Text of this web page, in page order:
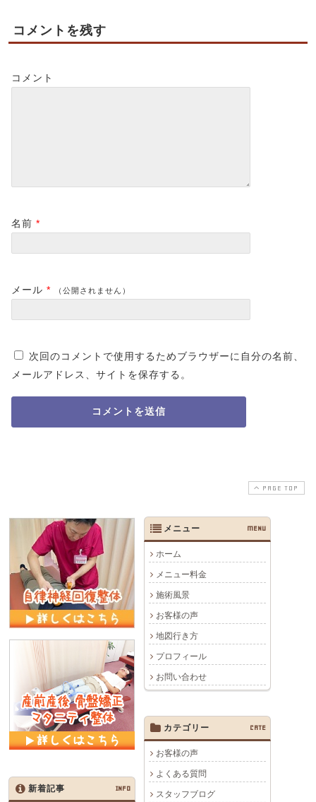
コメントを残す
コメント
名前 *
メール * （公開されません）
次回のコメントで使用するためブラウザーに自分の名前、
メールアドレス、サイトを保存する。
PAGE TOP
メニュー MENU
ホーム
メニュー料金
施術風景
お客様の声
地図行き方
プロフィール
お問い合わせ
カテゴリー CATE
お客様の声
よくある質問
スタッフブログ
新着記事 INFO